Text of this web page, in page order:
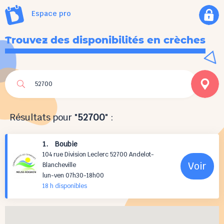
Espace pro
Trouvez des disponibilités en crèches
Résultats pour "52700" :
1. Boubie
104 rue Division Leclerc 52700 Andelot-
Blancheville
lun-ven 07h30-18h00
18 h disponibles
Voir